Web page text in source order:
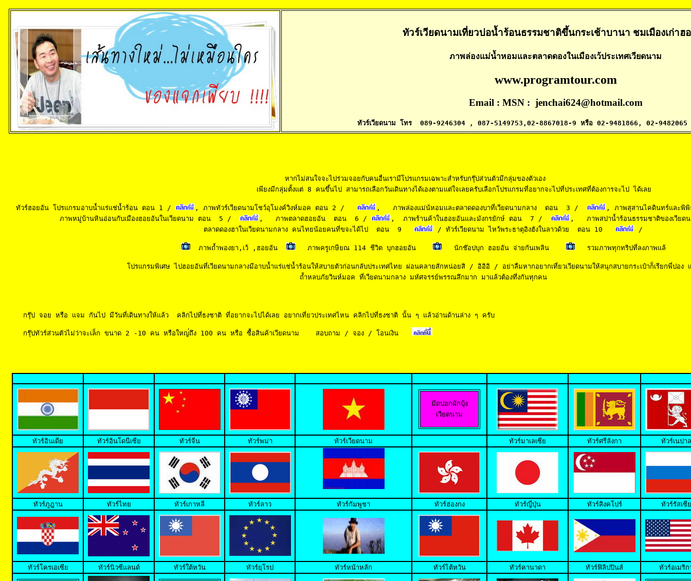
ทัวร์เวียดนามเที่ยวบ่อน้ำร้อนธรรมชาติขึ้นกระเช้าบานา ชมเมืองเก่าฮ
ภาพล่องแม่น้ำหอมและตลาดดองในเมืองเว้ประเทศเวียดนาม
www.programtour.com
Email : MSN : jenchai624@hotmail.com
ทัวร์เวียดนาม โทร  089-9246304 , 087-5149753,02-8867018-9 หรือ 02-9481866, 02-9482065
หากไม่สนใจจะไปร่วมจอยกับคนอื่นเรามีโปรแกรมเฉพาะสำหรับกรุ๊ปส่วนตัวมีกลุ่มของตัวเอง
               เพียงมีกลุ่มตั้งแต่ 8 คนขึ้นไป สามารถเลือกวันเดินทางได้เองตามแต่ใจเลยครับเลือกโปรแกรมที่อยากจะไปที่ประเทศที่ต้องการจะไป ได้เลย
ทัวร์ฮอยอัน โปรแกรมอาบน้ำแร่แช่น้ำร้อน ตอน 1 / , ภาพทัวร์เวียดนามโชว์อุโมงค์วิงห์มอค ตอน 2 / , ภาพล่องแม่น้หอมและตลาดดองบาที่เวียดนามกลาง  ตอน  3 / ,
ภาพสุสานไคดินทร์และพิ
ภาพหมู่บ้านหินอ่อนกับเมืองฮอยอันในเวียดนาม ตอน  5 / , ภาพตลาดฮอยอัน  ตอน  6 / , ภาพร้านค้าในฮอยอันและมังกรยักษ์ ตอน  7 / ,
ภาพสปาน้ำร้อนธรรมชาติของเวียด
ตลาดดองฮาในเวียดนามกลาง คนไทยน้อยคนที่ขจะได้ไป  ตอน  9
/ ทัวร์เวียดนาม ไหว้พระธาตุอิงฮังในลาวด้วย  ตอน 10 /
ภาพถ้ำพองยา,เว้ ,ฮอยอัน ภาพครูเกษียณ 114 ชีวิต บุกฮอยอัน นักช๊อปบุก ฮอยอัน จ่ายกันเพลิน
โปรแกรมพิเศษ ไปฮอยอันที่เวียดนามกลางมีอาบน้ำแร่แช่น้ำร้อนให้สบายตัวก่อนกลับประเทศไทย ผ่อนคลายสักหน่อยสิ / อิอิอิ / อย่าลืมหากอยากเที่ยวเวียดนามให้สนุกสบายกระเป๋าก็เรียกพี่ปอง
ถ้ำหลบภัยวินห์มอค ที่เวียดนามกลาง มหัศจรรย์พรรณลึกมาก มาแล้วต้องทึ่งกันทุกคน
กรุ๊ป จอย หรือ แจม กันไป มีวันที่เดินทางให้แล้ว  คลิกไปที่ธงชาติ ที่อยากจะไปได้เลย อยากเที่ยวประเทศไหน คลิกไปที่ธงชาติ นั้น ๆ แล้วอ่านด้านล่าง ๆ ครับ
กรุ๊ปทัวร์ส่วนตัวไม่ว่าจะเล็ก ขนาด 2 -10 คน หรือใหญถึง 100 คน หรือ ซื้อสินค้าเวียดนาม    สอบถาม / จอง / โอนเงิน
มีดปอกผักบุ้ง
เวียดนาม
ทัวร์อินเดีย ทัวร์อินโดนีเซีย ทัวร์จีน ทัวร์พม่า ทัวร์เวียดนาม ทัวร์มาเลเซีย ทัวร์ศรีลังกา ทัวร์เนปาล
ทัวร์ภูฎาน ทัวร์ไทย ทัวร์เกาหลี ทัวร์ลาว ทัวร์กัมพูชา ทัวร์ฮ่องกง ทัวร์ญี่ปุ่น ทัวร์สิงคโปร์ ทัวร์รัสเซีย
ทัวร์โครเอเซีย ทัวร์นิวซีแลนด์ ทัวร์ใต้หวัน ทัวร์ยุโรป ทัวร์หน้าหลัก ทัวร์ไต้หวัน ทัวร์คานาดา ทัวร์ฟิลิปปินส์ ทัวร์อเมริก